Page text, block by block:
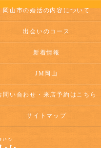
岡山市の婚活の内容について
出会いのコース
新着情報
JM岡山
問い合わせ・来店予約はこちら
サイトマップ